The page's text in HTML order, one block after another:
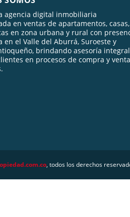
agencia digital inmobiliaria
en ventas de apartamentos, casas,
en zona urbana y rural con
en el Valle del Aburrá, Suroeste y
brindando asesoría
en procesos de compra y
, todos los derechos